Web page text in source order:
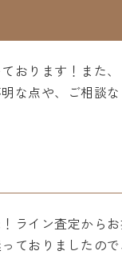
おります！また
な点や、ご相談
ライン査定から
ておりましたの